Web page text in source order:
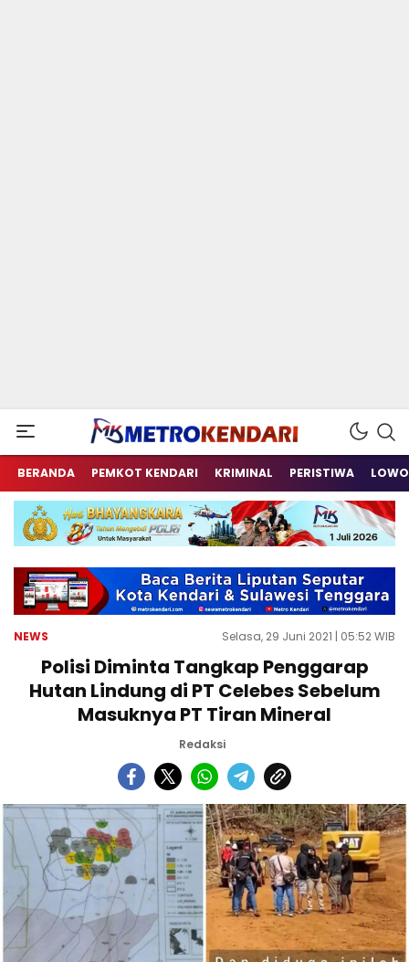
metrokendari
Berita Terkini Sulawesi Tenggara
BERANDA PEMKOT KENDARI KRIMINAL PERISTIWA
NEWS Selasa, 29 Juni 2021 | 05:52 WIB
Polisi Diminta Tangkap Penggarap
Hutan Lindung di PT Celebes Sebelum
Masuknya PT Tiran Mineral
Redaksi